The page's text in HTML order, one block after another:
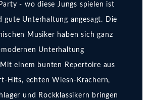
- wo diese Jungs spielen ist
gute Unterhaltung angesagt. Die
Musiker haben sich ganz
Unterhaltung
einem bunten Repertoire aus
Hits, echten Wiesn-Krachern,
und Rockklassikern bringen